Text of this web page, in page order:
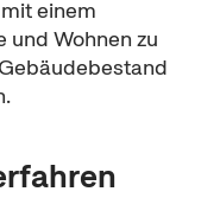
einem
und Wohnen zu